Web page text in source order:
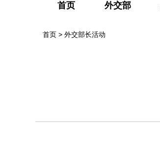
首页 外交部
首页 > 外交部长活动